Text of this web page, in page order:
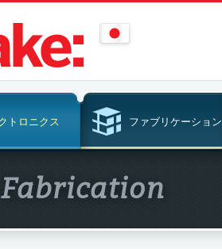
トロニクス ファブリケーション
Fabrication